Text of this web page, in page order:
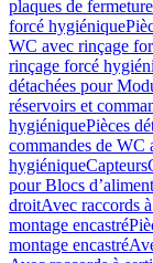
plaques de fermeture
forcé hygiénique
WC avec rinçage
rinçage forcé
détachées pour
réservoirs et
hygiéniquePièces
commandes de WC
hygiéniqueCapteurs
pour Blocs
droitAvec raccords
montage encastré
montage encastré